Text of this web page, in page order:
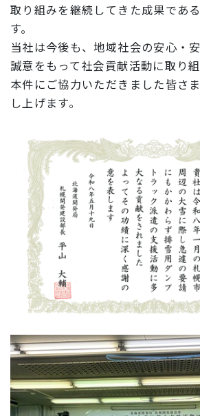
取り組みを継続してきた成果であ
す。
当社は今後も、地域社会の安心・
誠意をもって社会貢献活動に取り組
本件にご協力いただきました皆さ
し上げます。